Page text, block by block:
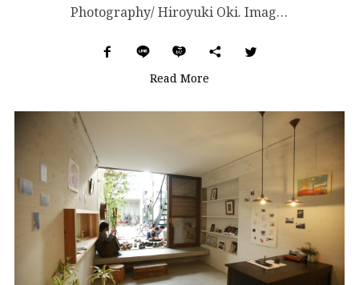
Photography/ Hiroyuki Oki. Images Courtesy of Nguy...
Read More